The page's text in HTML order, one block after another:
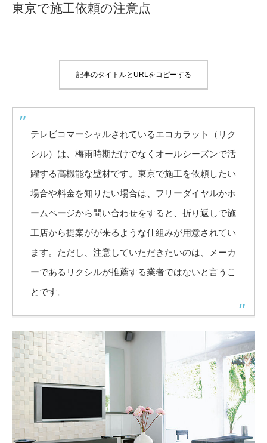
東京で施工依頼の注意点
記事のタイトルとURLをコピーする
テレビコマーシャルされているエコカラット（リク
シル）は、梅雨時期だけでなくオールシーズンで活
躍する高機能な壁材です。東京で施工を依頼したい
場合や料金を知りたい場合は、フリーダイヤルかホ
ームページから問い合わせをすると、折り返しで施
工店から提案がが来るような仕組みが用意されてい
ます。ただし、注意していただきたいのは、メーカ
ーであるリクシルが推薦する業者ではないと言うこ
とです。